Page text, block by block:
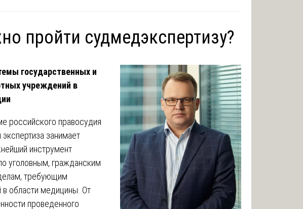
пройти судмедэкспертизу?
государственных и
учреждений в
российского правосудия
занимает
инструмент
уголовным, гражданским
требующим
в области медицины. От
проведенного